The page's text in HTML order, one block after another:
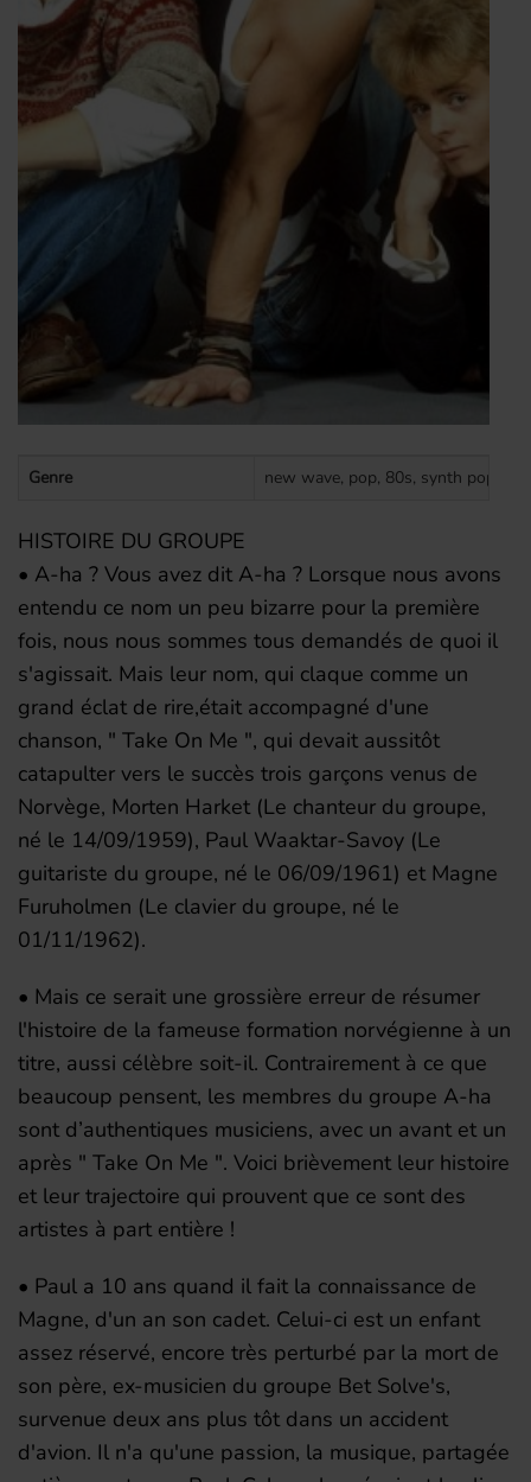
Genre new wave, pop, 80s, synth pop,
HISTOIRE DU GROUPE
• A-ha ? Vous avez dit A-ha ? Lorsque nous avons
entendu ce nom un peu bizarre pour la première
fois, nous nous sommes tous demandés de quoi il
s'agissait. Mais leur nom, qui claque comme un
grand éclat de rire,était accompagné d'une
chanson, " Take On Me ", qui devait aussitôt
catapulter vers le succès trois garçons venus de
Norvège, Morten Harket (Le chanteur du groupe,
né le 14/09/1959), Paul Waaktar-Savoy (Le
guitariste du groupe, né le 06/09/1961) et Magne
Furuholmen (Le clavier du groupe, né le
01/11/1962).
• Mais ce serait une grossière erreur de résumer
l'histoire de la fameuse formation norvégienne à un
titre, aussi célèbre soit-il. Contrairement à ce que
beaucoup pensent, les membres du groupe A-ha
sont d’authentiques musiciens, avec un avant et un
après " Take On Me ". Voici brièvement leur histoire
et leur trajectoire qui prouvent que ce sont des
artistes à part entière !
• Paul a 10 ans quand il fait la connaissance de
Magne, d'un an son cadet. Celui-ci est un enfant
assez réservé, encore très perturbé par la mort de
son père, ex-musicien du groupe Bet Solve's,
survenue deux ans plus tôt dans un accident
d'avion. Il n'a qu'une passion, la musique, partagée